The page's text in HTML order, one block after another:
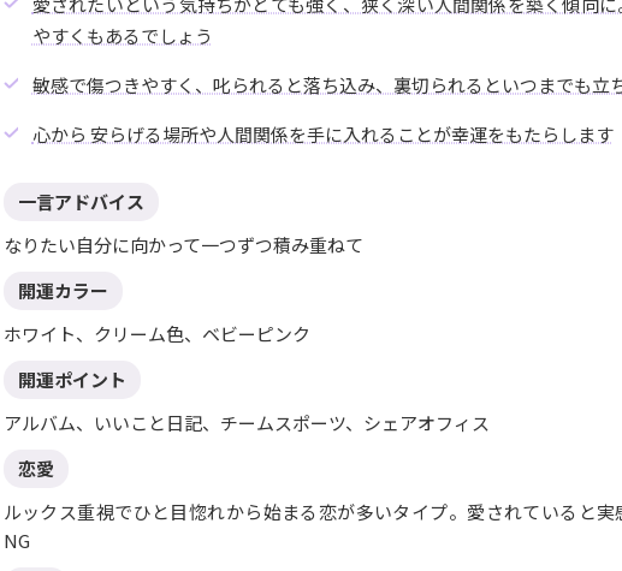
やすくもあるでしょう
敏感で傷つきやすく、叱られると落ち込み、裏切られるといつまでも立
心から 安らげる場所や人間関係を手に入れることが幸運をもたらします
一言アドバイス
なりたい自分に向かって一つずつ積み重ねて
開運カラー
ホワイト、クリーム色、ベビーピンク
開運ポイント
アルバム、いいこと日記、チームスポーツ、シェアオフィス
恋愛
ルックス重視でひと目惚れから始まる恋が多いタイプ。愛されていると
NG